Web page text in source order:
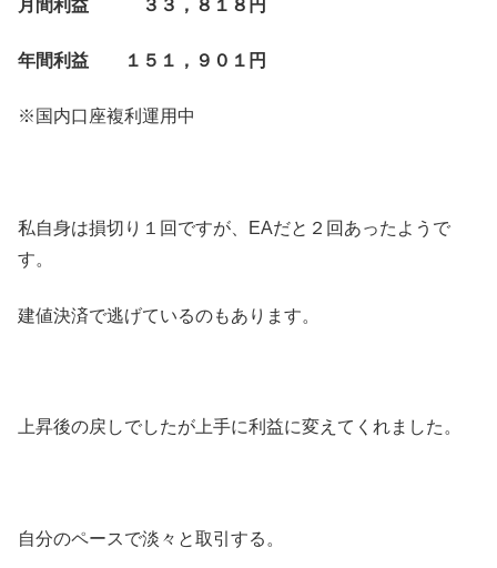
月間利益 ３３，８１８円
年間利益 １５１，９０１円
※国内口座複利運用中
私自身は損切り１回ですが、EAだと２回あったようで
す。
建値決済で逃げているのもあります。
上昇後の戻しでしたが上手に利益に変えてくれました。
自分のペースで淡々と取引する。